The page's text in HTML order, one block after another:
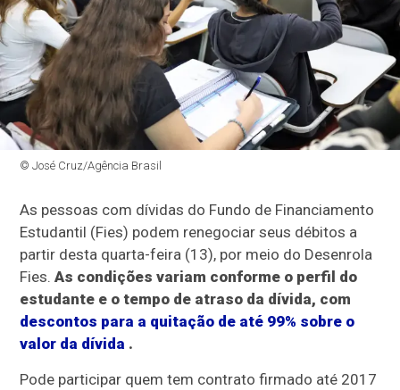
© José Cruz/Agência Brasil
As pessoas com dívidas do Fundo de Financiamento
Estudantil (Fies) podem renegociar seus débitos a
partir desta quarta-feira (13), por meio do Desenrola
Fies.As condições variam conforme o perfil do
estudante e o tempo de atraso da dívida, com
descontos para a quitação de até 99% sobre o
valor da dívida .
Pode participar quem tem contrato firmado até 2017